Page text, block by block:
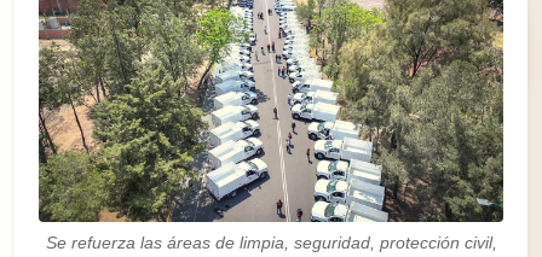
Se refuerza las áreas de limpia, seguridad, protección civil,